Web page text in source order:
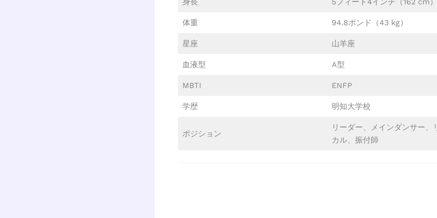
体重 94.8ポンド（43 kg）
星座 山羊座
血液型 A型
MBTI ENFP
学歴 明知大学校
ポジション
リーダー、メインダンサー、
カル、振付師